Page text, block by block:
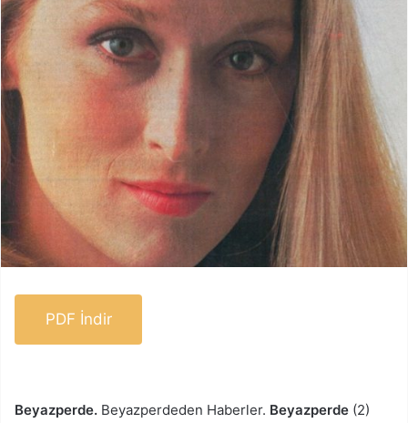
PDF İndir
Beyazperde. Beyazperdeden Haberler. Beyazperde (2)